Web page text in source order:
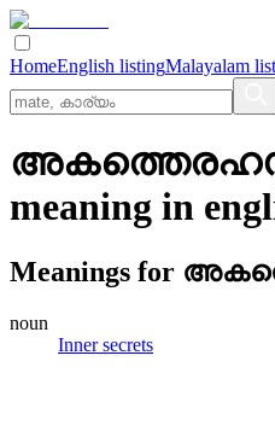
HomeEnglish listingMalayalam
meaning in
Meanings for
noun
Inner secrets